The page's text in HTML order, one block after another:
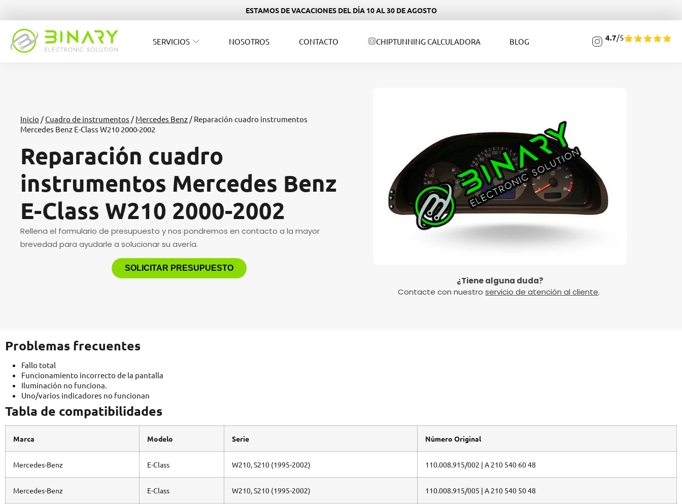
ESTAMOS DE VACACIONES DEL DÍA 10 AL 30 DE AGOSTO
SERVICIOS NOSOTROS CONTACTO CHIPTUNNING CALCULADORA BLOG 4.7/5
Inicio /Cuadro de instrumentos / Mercedes Benz / Reparación cuadro instrumentos
Mercedes Benz E-Class W210 2000-2002
Reparación cuadro
instrumentos Mercedes Benz
E-Class W210 2000-2002
Rellena el formulario de presupuesto y nos pondremos en contacto a la mayor
brevedad para ayudarle a solucionar su avería.
SOLICITAR PRESUPUESTO
¿Tiene alguna duda?
Contacte con nuestroservicio de atención al cliente.
Problemas frecuentes
Fallo total
Funcionamiento incorrecto de la pantalla
Iluminación no funciona.
Uno/varios indicadores no funcionan
Tabla de compatibilidades
Marca Modelo Serie Número Original
Mercedes-Benz E-Class W210, S210 (1995-2002) 110.008.915/002 | A 210 540 60 48
Mercedes-Benz E-Class W210, S210 (1995-2002) 110.008.915/005 | A 210 540 50 48